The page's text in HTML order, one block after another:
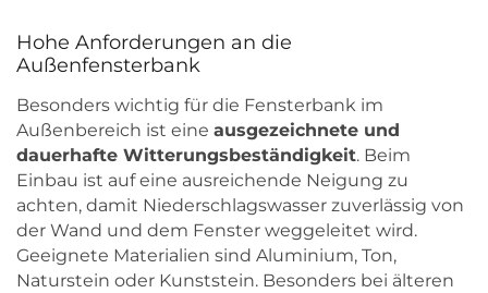
Hohe Anforderungen an die
Außenfensterbank
Besonders wichtig für die Fensterbank im
Außenbereich ist eine ausgezeichnete und
dauerhafte Witterungsbeständigkeit. Beim
Einbau ist auf eine ausreichende Neigung zu
achten, damit Niederschlagswasser zuverlässig von
der Wand und dem Fenster weggeleitet wird.
Geeignete Materialien sind Aluminium, Ton,
Naturstein oder Kunststein. Besonders bei älteren